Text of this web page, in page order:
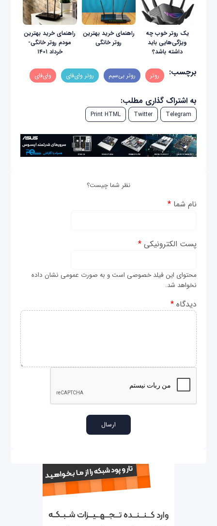
یک روتر خوب چه
ویژگی‌هایی باید
داشته باشد؟
راهنمای خرید بهترین
روتر خانگی
راهنمای خريد بهترين
مودم روتر خانگی-
خرداد ۱۴۰۱
برچسب: روتر روتر بی‌سیم روتر وای‌فای وای‌فای
به اشتراک گذاری مطلب:
Telegram
Twitter
Print HTML
نظر شما چیست؟
نام شما*
پست الکترونیکی*
محتوای این فیلد خصوصی است و به صورت عمومی نشان داده
نخواهد شد.
دیدگاه*